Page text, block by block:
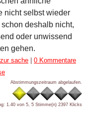
nicht selbst wieder
deshalb nicht,
oder unwissend
gehen.
sache
0 Kommentare
Abstimmungszeitraum abgelaufen.
1.40 von 5, 5 Stimme(n) 2397 Klicks